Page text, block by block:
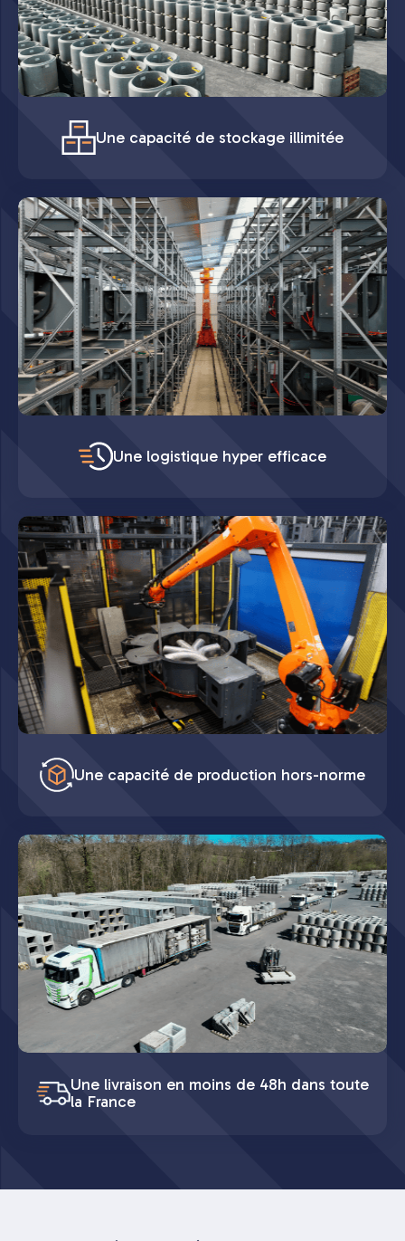
Une capacité de stockage illimitée
Une logistique hyper efficace
Une capacité de production hors-norme
Une livraison en moins de 48h dans toute
la France